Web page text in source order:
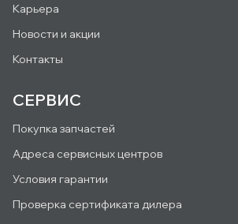
Карьера
Новости и акции
Контакты
СЕРВИС
Покупка запчастей
Адреса сервисных центров
Условия гарантии
Проверка сертификата дилера